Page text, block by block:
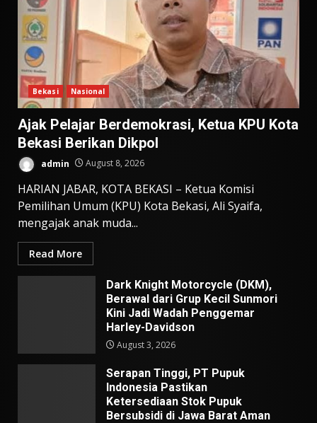
Bekasi Nasional
Ajak Pelajar Berdemokrasi, Ketua KPU Kota
Bekasi Berikan Dikpol
admin August 8, 2026
HARIAN JABAR, KOTA BEKASI – Ketua Komisi
Pemilihan Umum (KPU) Kota Bekasi, Ali Syaifa,
mengajak anak muda...
Read More
Dark Knight Motorcycle (DKM),
Berawal dari Grup Kecil Sunmori
Kini Jadi Wadah Penggemar
Harley-Davidson
August 3, 2026
Serapan Tinggi, PT Pupuk
Indonesia Pastikan
Ketersediaan Stok Pupuk
Bersubsidi di Jawa Barat Aman